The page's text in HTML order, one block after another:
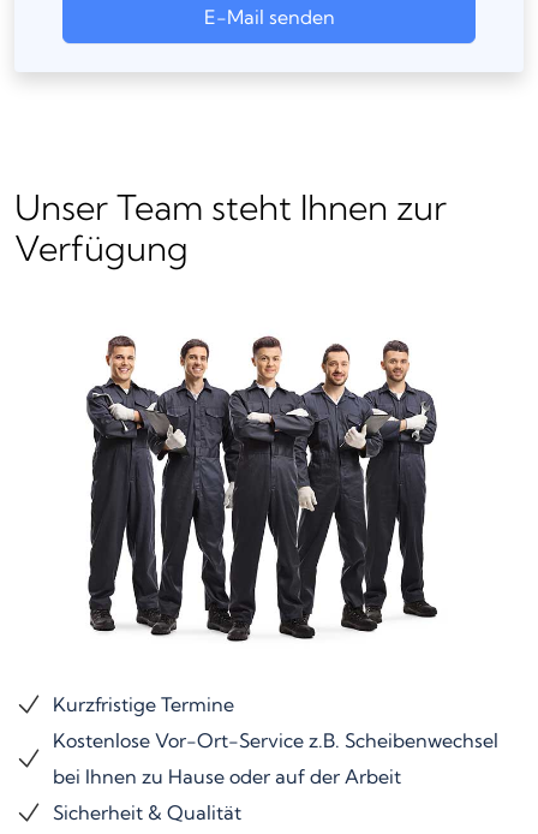
E-Mail senden
Unser Team steht Ihnen zur
Verfügung
Kurzfristige Termine
Kostenlose Vor-Ort-Service z.B. Scheibenwechsel
bei Ihnen zu Hause oder auf der Arbeit
Sicherheit & Qualität